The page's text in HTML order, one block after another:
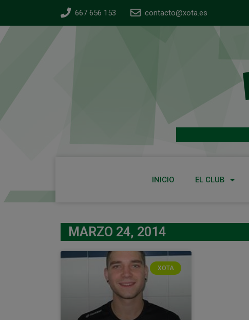
667 656 153 contacto@xota.es
INICIO EL CLUB
MARZO 24, 2014
XOTA